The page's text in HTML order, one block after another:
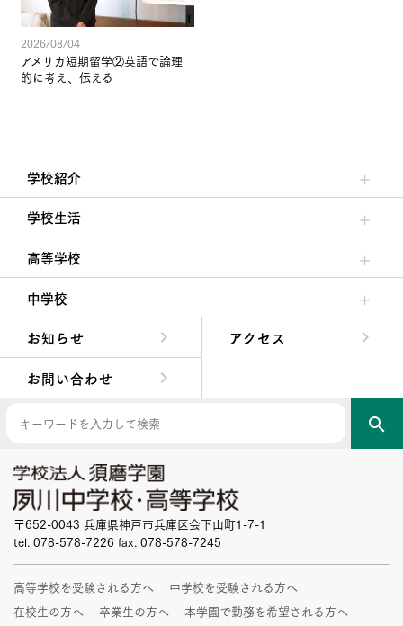
2026/08/04
アメリカ短期留学②英語で論理
的に考え、伝える
学校紹介
理事長/学園長メッセージ
安心して任せられる学校
沿革
施設・設備
大学合格実績
学校生活
クラブ活動・生徒会活動
夙川ブログ
制服紹介
夙川カレンダー
高等学校
高校校長からの挨拶
高校の教育方針／特色
特進コース／進学コース
年間行事
先輩たちの声・生徒たちの声
中学校
中学校長からの挨拶
中学校の教育方針／特色
Aコース／Bコース
年間行事
先輩たちの声・生徒たちの声
お知らせ
アクセス
お問い合わせ
search
〒652-0043 兵庫県神戸市兵庫区会下山町1-7-1
tel. 078-578-7226 fax. 078-578-7245
高等学校を受験される方へ
中学校を受験される方へ
在校生の方へ
卒業生の方へ
本学園で勤務を希望される方へ